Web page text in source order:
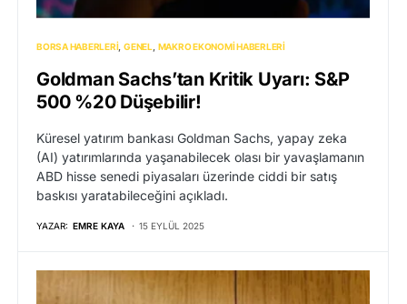
BORSA HABERLERI GENEL MAKRO EKONOMI HABERLERI
Goldman Sachs’tan Kritik Uyarı: S&P
500 %20 Düşebilir!
Küresel yatırım bankası Goldman Sachs, yapay zeka
(AI) yatırımlarında yaşanabilecek olası bir yavaşlamanın
ABD hisse senedi piyasaları üzerinde ciddi bir satış
baskısı yaratabileceğini açıkladı.
YAZAR: EMRE KAYA 15 EYLÜL 2025